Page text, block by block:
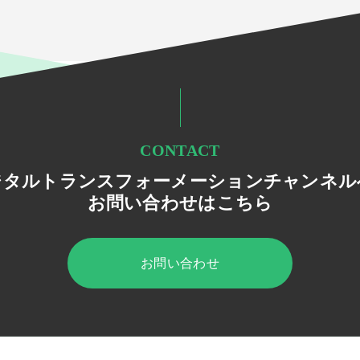
CONTACT
ルトランスフォーメーションチャンネ
お問い合わせはこちら
お問い合わせ